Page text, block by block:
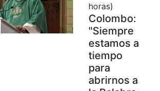
horas)
Colombo:
"Siempre
estamos a
tiempo
para
abrirnos a